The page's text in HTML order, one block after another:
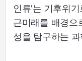
인류'는 기후위
근미래를 배경으
성을 탐구하는